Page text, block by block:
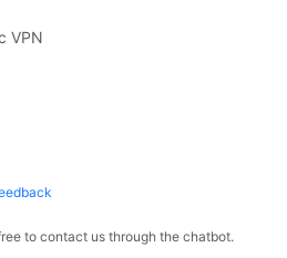
VPN
to contact us through the chatbot.